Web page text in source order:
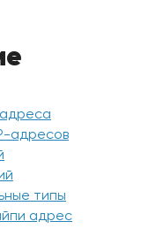
адресов
типы
адрес